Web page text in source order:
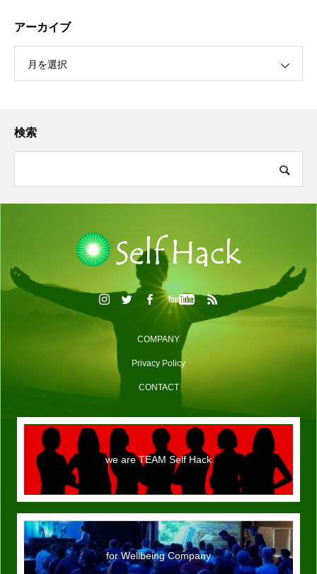
アーカイブ
月を選択
検索
COMPANY
Privacy Policy
CONTACT
we are TEAM Self Hack
for Wellbeing Company